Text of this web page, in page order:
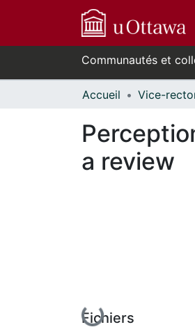
Communautés et
Accueil
a review
En cours de
Fichiers